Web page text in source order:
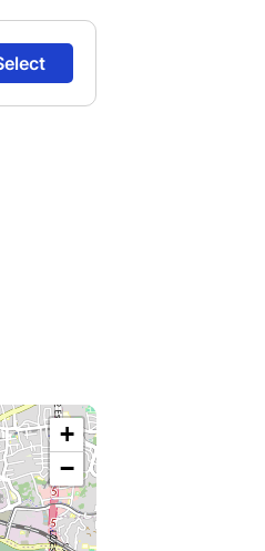
+
−